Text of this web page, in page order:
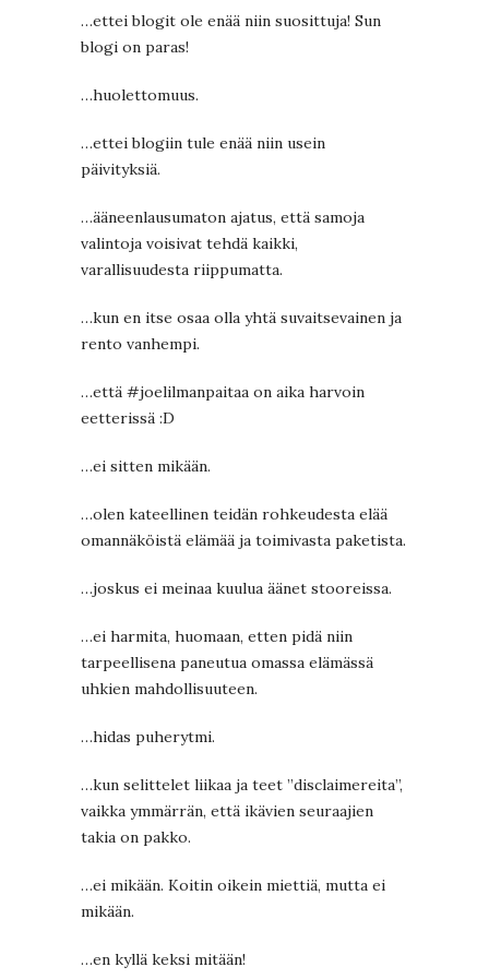
…ettei blogit ole enää niin suosittuja! Sun
blogi on paras!
…huolettomuus.
…ettei blogiin tule enää niin usein
päivityksiä.
…ääneenlausumaton ajatus, että samoja
valintoja voisivat tehdä kaikki,
varallisuudesta riippumatta.
…kun en itse osaa olla yhtä suvaitsevainen ja
rento vanhempi.
…että #joelilmanpaitaa on aika harvoin
eetterissä :D
…ei sitten mikään.
…olen kateellinen teidän rohkeudesta elää
omannäköistä elämää ja toimivasta paketista.
…joskus ei meinaa kuulua äänet stooreissa.
…ei harmita, huomaan, etten pidä niin
tarpeellisena paneutua omassa elämässä
uhkien mahdollisuuteen.
…hidas puherytmi.
…kun selittelet liikaa ja teet ”disclaimereita”,
vaikka ymmärrän, että ikävien seuraajien
takia on pakko.
…ei mikään. Koitin oikein miettiä, mutta ei
mikään.
…en kyllä keksi mitään!